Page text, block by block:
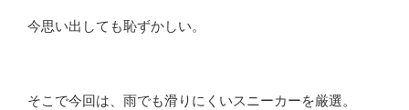
今思い出しても恥ずかしい。
そこで今回は、雨でも滑りにくいスニーカーを厳選。